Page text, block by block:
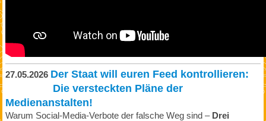
27.05.2026 Der Staat will euren Feed kontrollieren:
Die versteckten Pläne der
Medienanstalten!
Warum Social-Media-Verbote der falsche Weg sind – Drei